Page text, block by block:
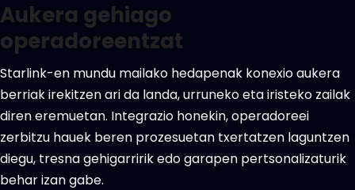
Aukera gehiago
operadoreentzat
Starlink-en mundu mailako hedapenak konexio aukera
berriak irekitzen ari da landa, urruneko eta iristeko zailak
diren eremuetan. Integrazio honekin, operadoreei
zerbitzu hauek beren prozesuetan txertatzen laguntzen
diegu, tresna gehigarririk edo garapen pertsonalizaturik
behar izan gabe.